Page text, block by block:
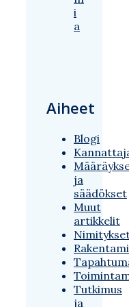
i
a
Aiheet
Blogi
ja
säädökset
Muut
artikkelit
Tutkimus
ja